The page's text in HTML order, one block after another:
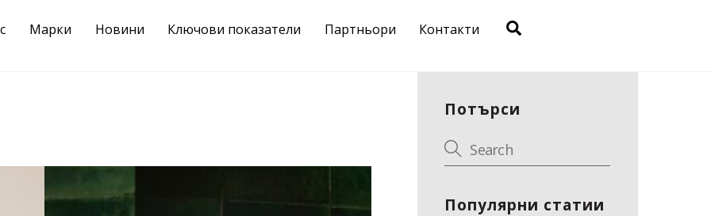
Марки Новини Ключови показатели Партньори Контакти
Потърси
Популярни статии